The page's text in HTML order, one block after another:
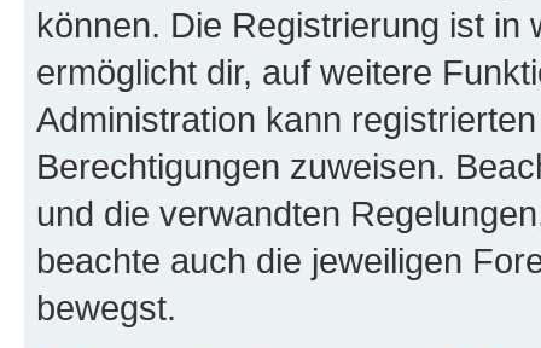
können. Die Registrierung ist in
ermöglicht dir, auf weitere
Administration kann
Berechtigungen zuweisen.
und die verwandten
beachte auch die jeweiligen
bewegst.